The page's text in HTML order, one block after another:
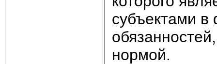
субъектами
нормой.